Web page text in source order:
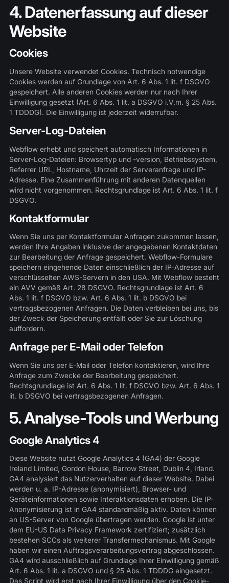
4. Datenerfassung auf dieser
Website
Cookies
Unsere Website verwendet Cookies. Technisch notwendige
Cookies werden auf Grundlage von Art. 6 Abs. 1 lit. f DSGVO
gespeichert. Alle anderen Cookies werden nur nach Ihrer
Einwilligung gesetzt (Art. 6 Abs. 1 lit. a DSGVO i.V.m. § 25 Abs.
1 TDDDG). Die Einwilligung ist jederzeit widerrufbar.
Server-Log-Dateien
Webflow erhebt und speichert automatisch Informationen in
Server-Log-Dateien: Browsertyp und -version, Betriebssystem,
Referrer URL, Hostname, Uhrzeit der Serveranfrage und IP-
Adresse. Eine Zusammenführung mit anderen Datenquellen
wird nicht vorgenommen. Rechtsgrundlage ist Art. 6 Abs. 1 lit. f
DSGVO.
Kontaktformular
Wenn Sie uns per Kontaktformular Anfragen zukommen lassen,
werden Ihre Angaben inklusive der angegebenen Kontaktdaten
zur Bearbeitung der Anfrage gespeichert. Webflow-Formulare
speichern eingehende Daten einschließlich der IP-Adresse auf
verschlüsselten AWS-Servern in den USA. Mit Webflow besteht
ein AVV gemäß Art. 28 DSGVO. Rechtsgrundlage ist Art. 6
Abs. 1 lit. f DSGVO bzw. Art. 6 Abs. 1 lit. b DSGVO bei
vertragsbezogenen Anfragen. Die Daten verbleiben bei uns, bis
der Zweck der Speicherung entfällt oder Sie zur Löschung
auffordern.
Anfrage per E-Mail oder Telefon
Wenn Sie uns per E-Mail oder Telefon kontaktieren, wird Ihre
Anfrage zum Zwecke der Bearbeitung gespeichert.
Rechtsgrundlage ist Art. 6 Abs. 1 lit. f DSGVO bzw. Art. 6 Abs. 1
lit. b DSGVO bei vertragsbezogenen Anfragen.
5. Analyse-Tools und Werbung
Google Analytics 4
Diese Website nutzt Google Analytics 4 (GA4) der Google
Ireland Limited, Gordon House, Barrow Street, Dublin 4, Irland.
GA4 analysiert das Nutzerverhalten auf dieser Website. Dabei
werden u. a. IP-Adresse (anonymisiert), Browser- und
Geräteinformationen sowie Interaktionsdaten erhoben. Die IP-
Anonymisierung ist in GA4 standardmäßig aktiv. Daten können
an US-Server von Google übertragen werden. Google ist unter
dem EU-US Data Privacy Framework zertifiziert; zusätzlich
bestehen SCCs als weiterer Transfermechanismus. Mit Google
haben wir einen Auftragsverarbeitungsvertrag abgeschlossen.
GA4 wird ausschließlich auf Grundlage Ihrer Einwilligung gemäß
Art. 6 Abs. 1 lit. a DSGVO und § 25 Abs. 1 TDDDG eingesetzt.
Das Script wird erst nach Ihrer Einwilligung über den Cookie-